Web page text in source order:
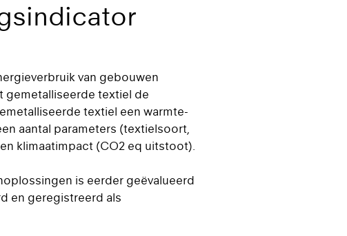
van gebouwen
gemetalliseerde textiel de
textiel een warmte-
aantal parameters (textielsoort,
klimaatimpact (CO2 eq uitstoot).
is eerder geëvalueerd
en geregistreerd als